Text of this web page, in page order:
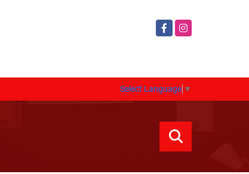
FacebookInstagram
Select Language ▼